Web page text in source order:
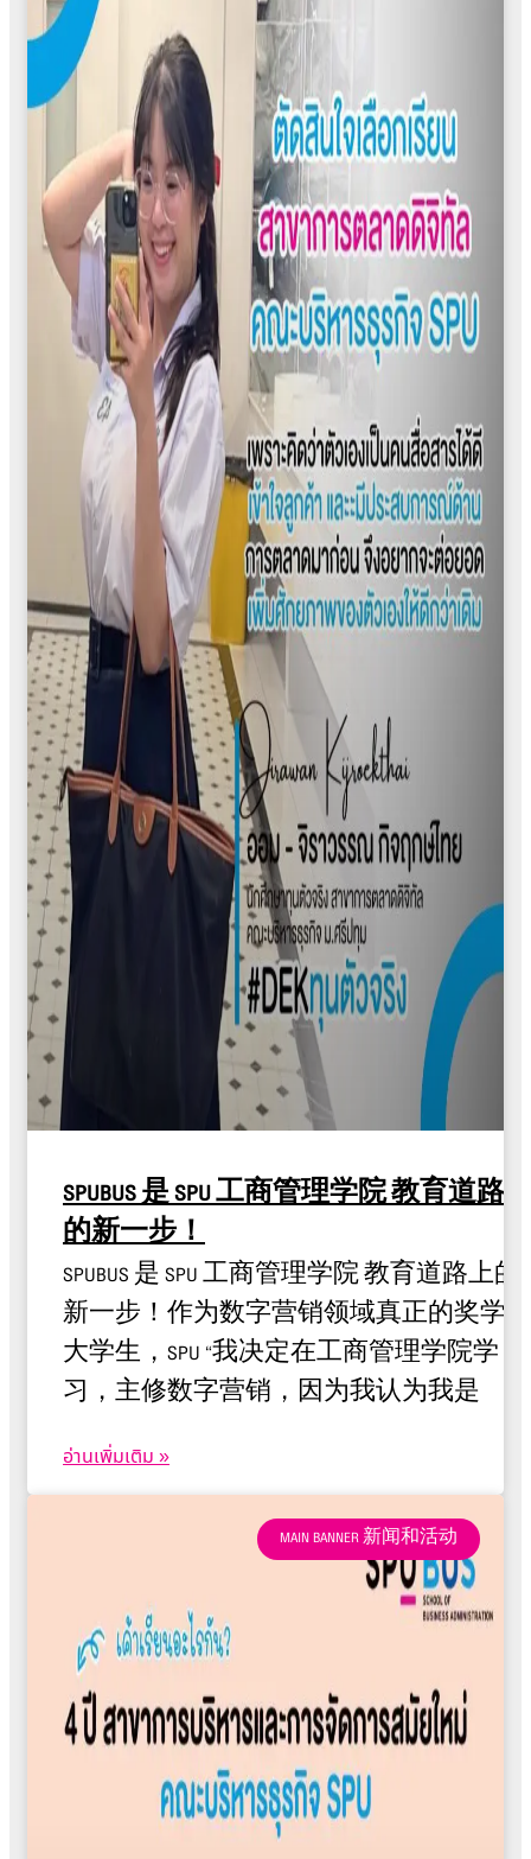
SPUBUS 是 SPU 工商管理学院 教育道路
的新一步！
SPUBUS 是 SPU 工商管理学院 教育道路上的
新一步！作为数字营销领域真正的奖学金
大学生，SPU “我决定在工商管理学院学
习，主修数字营销，因为我认为我是
อ่านเพิ่มเติม »
MAIN BANNER 新闻和活动